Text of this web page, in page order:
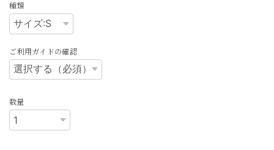
種類
ご利用ガイドの確認
数量